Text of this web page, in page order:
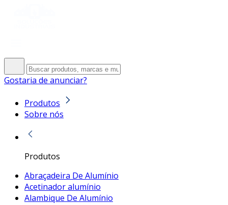
Gostaria de anunciar?
Produtos
Sobre nós
Produtos
Abraçadeira De Alumínio
Acetinador alumínio
Alambique De Alumínio